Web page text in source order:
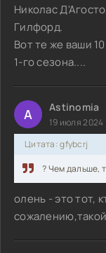
Николас
Гилфорд.
Вот те же ваши
1-го сезона....
A Astinomia
19 июля 2024
Цитата: gfybcrj
? Чем дальше,
олень - это тот,